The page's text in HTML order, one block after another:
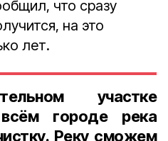
что сразу
на это
лет.
участке
городе река
Реку сможем